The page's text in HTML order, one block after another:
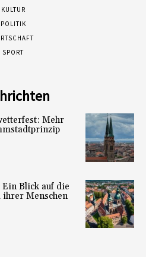
KULTUR
POLITIK
SPORT
Mehr
Ein Blick auf die
Menschen